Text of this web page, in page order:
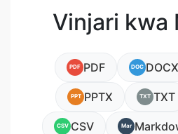
Vinjari kwa
PDF PDF DOC DOCX
PPT PPTX TXT TXT
CSV CSV Mar